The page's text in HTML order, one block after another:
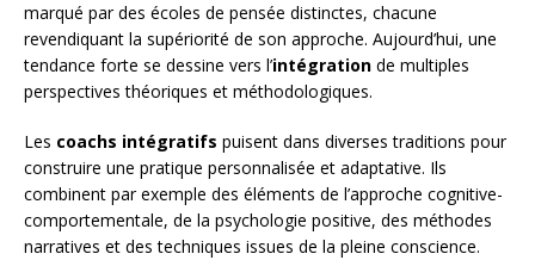
marqué par des écoles de pensée distinctes, chacune
revendiquant la supériorité de son approche. Aujourd’hui, une
tendance forte se dessine vers l’intégration de multiples
perspectives théoriques et méthodologiques.
Les coachs intégratifs puisent dans diverses traditions pour
construire une pratique personnalisée et adaptative. Ils
combinent par exemple des éléments de l’approche cognitive-
comportementale, de la psychologie positive, des méthodes
narratives et des techniques issues de la pleine conscience.